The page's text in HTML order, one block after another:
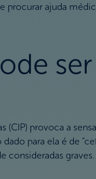
procurar ajuda
provoca a
para ela é de